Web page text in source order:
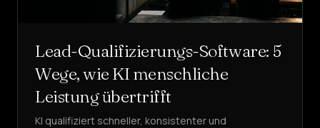
Lead-Qualifizierungs-Software: 5
Wege, wie KI menschliche
Leistung übertrifft
KI qualifiziert schneller, konsistenter und